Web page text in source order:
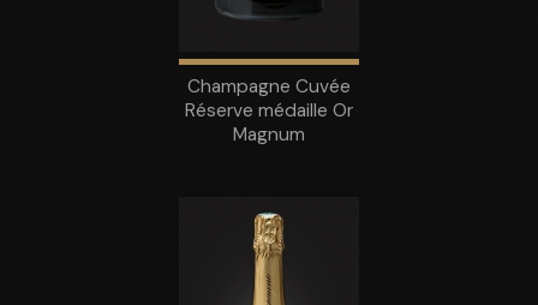
Champagne Cuvée
Réserve médaille Or
Magnum